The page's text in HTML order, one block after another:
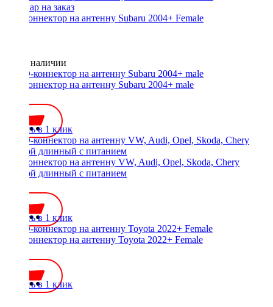
ISO-коннектор на антенну Subaru 2004+ Female
Нет в наличии
ISO-коннектор на антенну Subaru 2004+ male
Купить в 1 клик
ISO-коннектор на антенну VW, Audi, Opel, Skoda, Chery
прямой длинный с питанием
Купить в 1 клик
ISO-коннектор на антенну Toyota 2022+ Female
Купить в 1 клик